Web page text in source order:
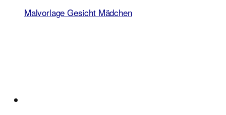
Malvorlage Gesicht Mädchen